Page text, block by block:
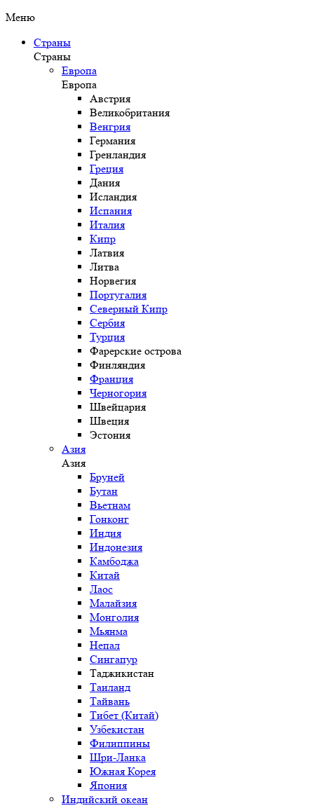
Меню
Страны
Страны
Европа
Европа
Австрия
Великобритания
Венгрия
Германия
Гренландия
Греция
Дания
Исландия
Испания
Италия
Кипр
Латвия
Литва
Норвегия
Португалия
Северный Кипр
Сербия
Турция
Фарерские острова
Финляндия
Франция
Черногория
Швейцария
Швеция
Эстония
Азия
Азия
Бруней
Бутан
Вьетнам
Гонконг
Индия
Индонезия
Камбоджа
Китай
Лаос
Малайзия
Монголия
Мьянма
Непал
Сингапур
Таджикистан
Таиланд
Тайвань
Тибет (Китай)
Узбекистан
Филиппины
Шри-Ланка
Южная Корея
Япония
Индийский океан